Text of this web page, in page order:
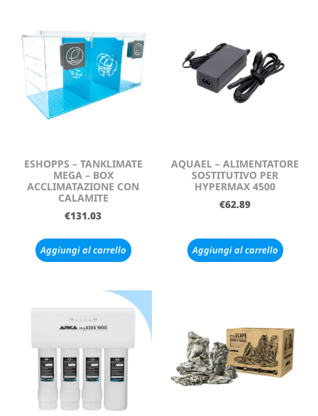
ESHOPPS – TANKLIMATE
MEGA – BOX
ACCLIMATAZIONE CON
CALAMITE
€131.03
Aggiungi al carrello
AQUAEL – ALIMENTATORE
SOSTITUTIVO PER
HYPERMAX 4500
€62.89
Aggiungi al carrello